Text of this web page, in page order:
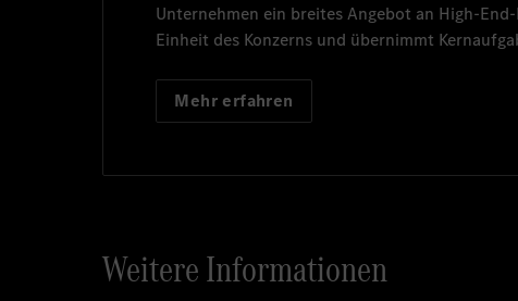
Unternehmen ein breites Angebot an High-
Einheit des Konzerns und übernimmt
Mehr erfahren
Weitere Informationen